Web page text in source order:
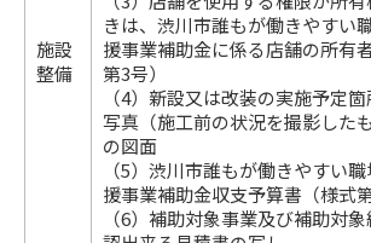
施設
整備
きは、渋川市誰もが働きやすい
援事業補助金に係る店舗の所有
第3号）
（4）新設又は改装の実施予定
写真（施工前の状況を撮影した
の図面
（5）渋川市誰もが働きやすい
援事業補助金収支予算書（様式第
（6）補助対象事業及び補助対